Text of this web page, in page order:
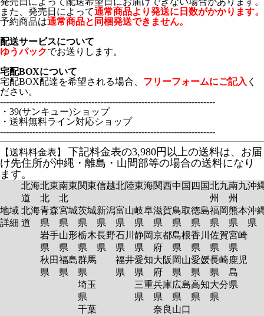
また、発売日によって通常商品より発送に日数がかかります。
予約商品は通常商品と同梱発送できません。
配送サービスについて
ゆうパックでお送りします。
宅配BOXについて
宅配BOX配達を希望される場合、 フリーフォームにご記入 く
ださい。
-------------------------------------------------------------------------
・39(サンキュー)ショップ
・送料無料ライン対応ショップ
-------------------------------------------------------------------------
【送料料金表】
下記料金表の3,980円以上の送料は、お届
け先住所が沖縄・離島・山間部等の場合の送料になり
ます。
北海
道
北東
北
南東
北
関東信越北陸東海関西中国 四国北九
州
南九
州
沖
地域
詳細
北海
道
青森
県
岩手
県
秋田
県
宮城
県
山形
県
福島
県
茨城
県
栃木
県
群馬
県
埼玉
県
千葉
新潟
県
長野
県
富山
県
石川
県
福井
県
岐阜
県
静岡
県
愛知
県
三重
県
滋賀
県
京都
府
大阪
府
兵庫
県
奈良
鳥取
県
島根
県
岡山
県
広島
県
山口
徳島
県
香川
県
愛媛
県
高知
県
福岡
県
佐賀
県
長崎
県
大分
県
熊本
県
宮崎
県
鹿児
島
県
沖